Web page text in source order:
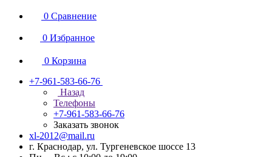
0 Сравнение
0 Избранное
0 Корзина
+7-961-583-66-76
Назад
Телефоны
+7-961-583-66-76
Заказать звонок
xl-2012@mail.ru
г. Краснодар, ул. Тургеневское шоссе 13